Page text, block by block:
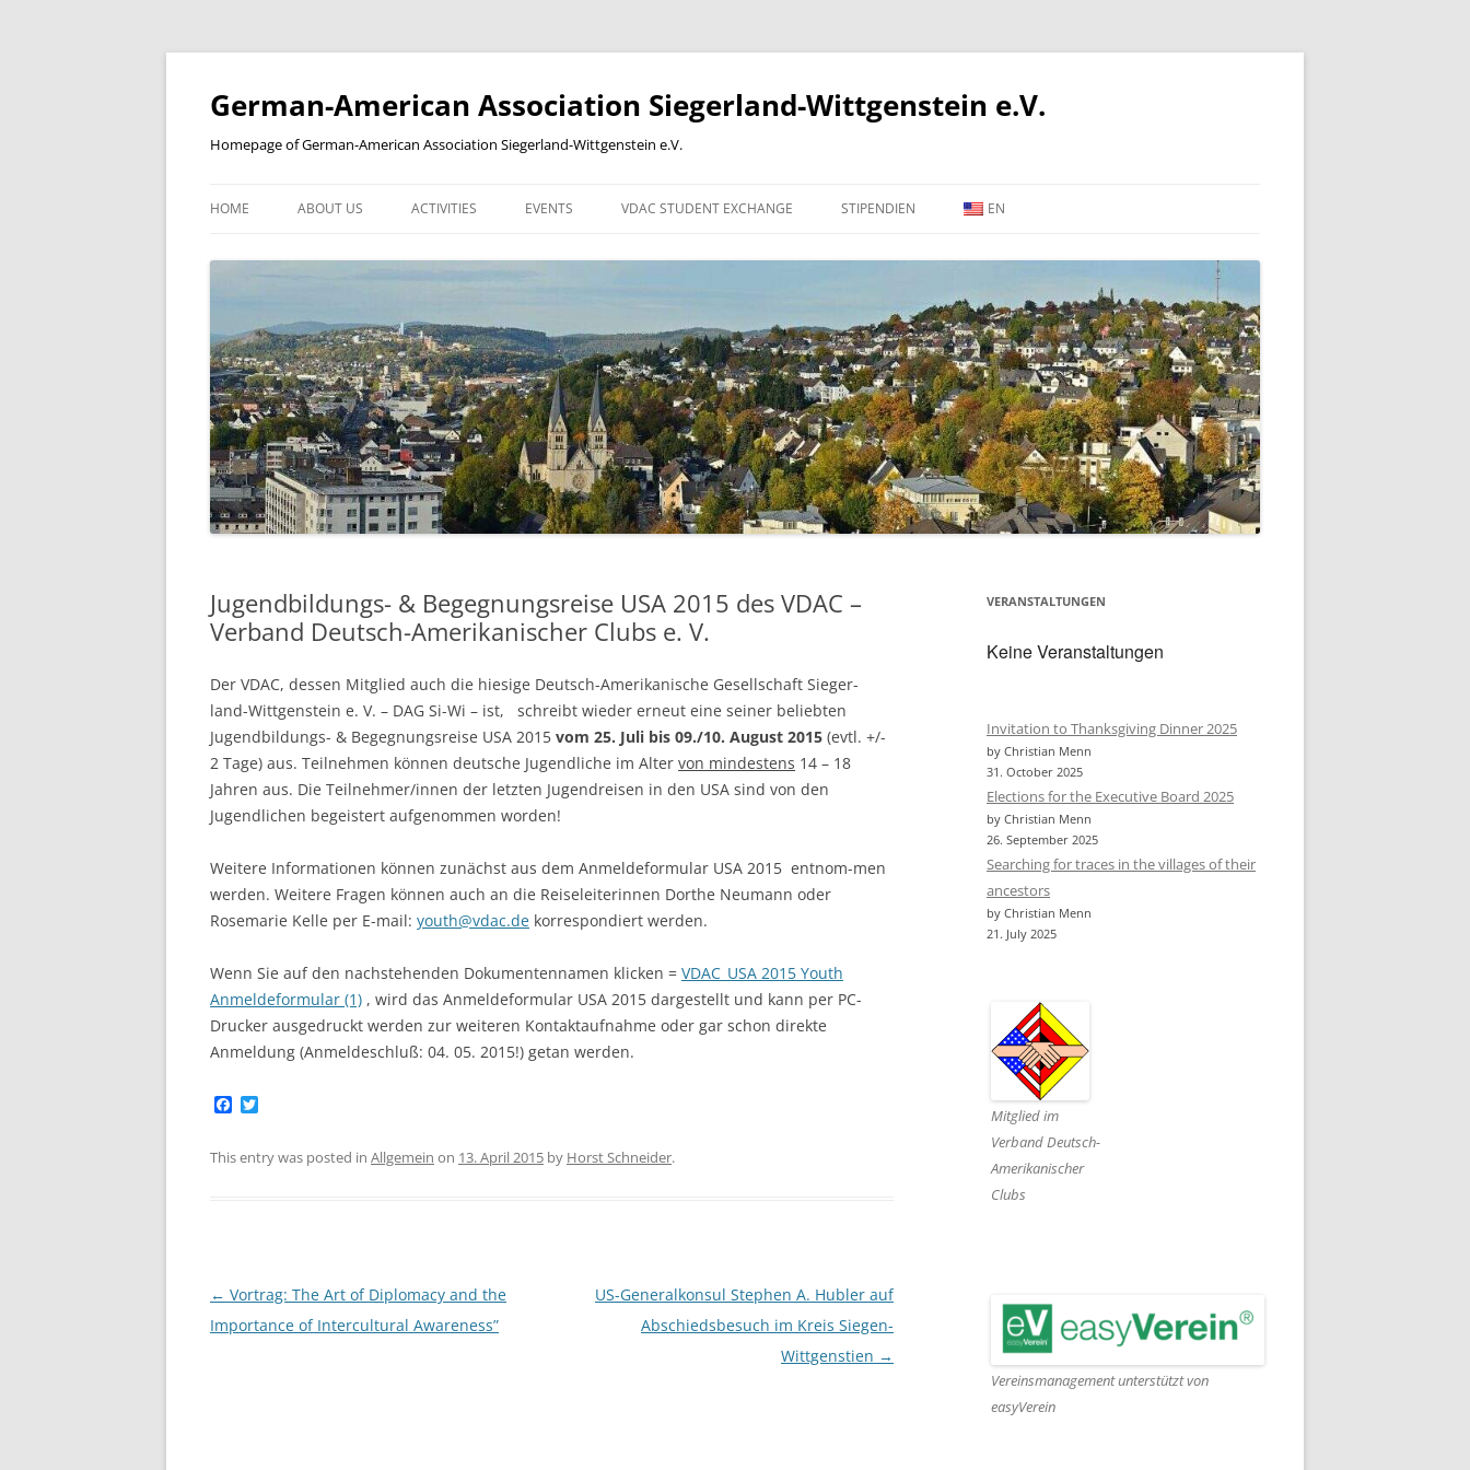
Skip
German-American Association Siegerland-Wittgenstein e.V.
Homepage of German-American Association Siegerland-Wittgenstein e.V.
HOME ABOUT US
2013
2014
2015
2016
2017
2019
2021
2022
2023
BILDERGALERIE
KOOPERATIONSPARTNER
PARTNERSCHAFTEN
MITGLIEDSCHAFT ONLINE-BEITRITTSERKLÄRUNG
VORSTAND
ACTIVITIES EVENTS VDAC STUDENT EXCHANGE STIPENDIEN EN
Jugendbildungs- & Begegnungsreise USA 2015 des VDAC –
Verband Deutsch-Amerikanischer Clubs e. V.
Der VDAC, dessen Mitglied auch die hiesige Deutsch-Amerikanische Gesellschaft Sieger-
land-Wittgenstein e. V. – DAG Si-Wi – ist, schreibt wieder erneut eine seiner beliebten
Jugendbildungs- & Begegnungsreise USA 2015 vom 25. Juli bis 09./10. August 2015 (evtl. +/-
2 Tage) aus. Teilnehmen können deutsche Jugendliche im Alter von mindestens 14 – 18
Jahren aus. Die Teilnehmer/innen der letzten Jugendreisen in den USA sind von den
Jugendlichen begeistert aufgenommen worden!
Weitere Informationen können zunächst aus dem Anmeldeformular USA 2015 entnom-men
werden. Weitere Fragen können auch an die Reiseleiterinnen Dorthe Neumann oder
Rosemarie Kelle per E-mail: youth@vdac.de korrespondiert werden.
Wenn Sie auf den nachstehenden Dokumentennamen klicken = VDAC_USA 2015 Youth
Anmeldeformular (1) , wird das Anmeldeformular USA 2015 dargestellt und kann per PC-
Drucker ausgedruckt werden zur weiteren Kontaktaufnahme oder gar schon direkte
Anmeldung (Anmeldeschluß: 04. 05. 2015!) getan werden.
e t
This entry was posted in Allgemein on 13. April 2015 by Horst Schneider.
Post
navigation
← Vortrag: The Art of Diplomacy and the
Importance of Intercultural Awareness”
US-Generalkonsul Stephen A. Hubler auf
Abschiedsbesuch im Kreis Siegen-
Wittgenstien →
VERANSTALTUNGEN
Keine Veranstaltungen
Invitation to Thanksgiving Dinner 2025
by Christian Menn
31. October 2025
Elections for the Executive Board 2025
by Christian Menn
26. September 2025
Searching for traces in the villages of their
ancestors
by Christian Menn
21. July 2025
Mitglied im
Verband Deutsch-
Amerikanischer
Clubs
Vereinsmanagement unterstützt von
easyVerein